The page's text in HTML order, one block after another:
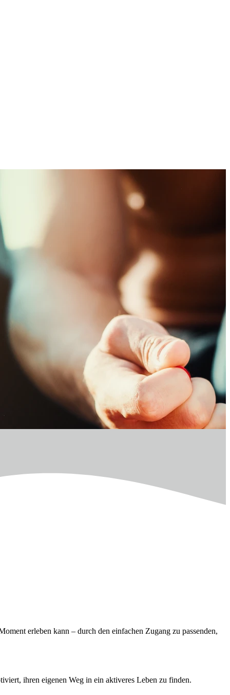
erleben kann – durch den einfachen Zugang zu passenden,
ihren eigenen Weg in ein aktiveres Leben zu finden.